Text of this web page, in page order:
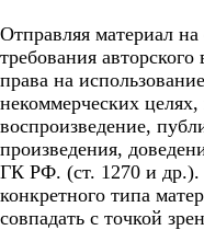
Отправляя материал на
требования
права на
некоммерческих
воспроизведение,
произведения,
ГК РФ. (ст. 1270 и
конкретного типа
совпадать с точкой